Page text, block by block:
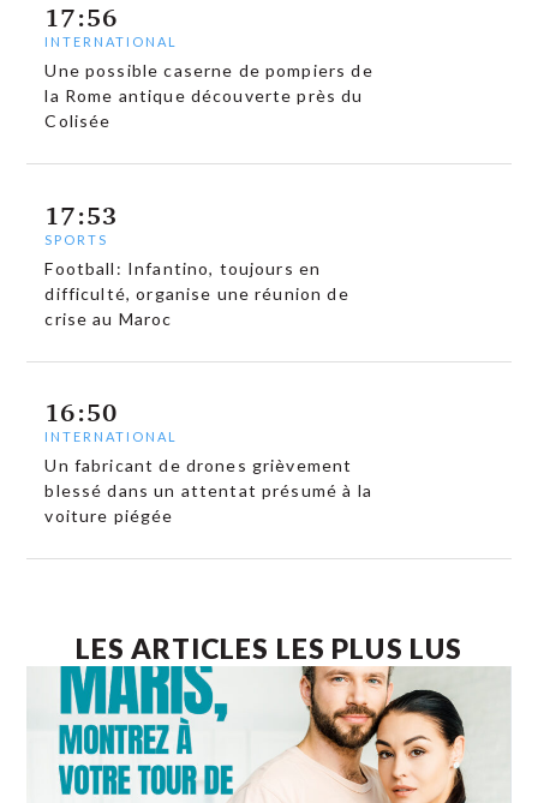
17:56
INTERNATIONAL
Une possible caserne de pompiers de
la Rome antique découverte près du
Colisée
17:53
SPORTS
Football: Infantino, toujours en
difficulté, organise une réunion de
crise au Maroc
16:50
INTERNATIONAL
Un fabricant de drones grièvement
blessé dans un attentat présumé à la
voiture piégée
LES ARTICLES LES PLUS LUS